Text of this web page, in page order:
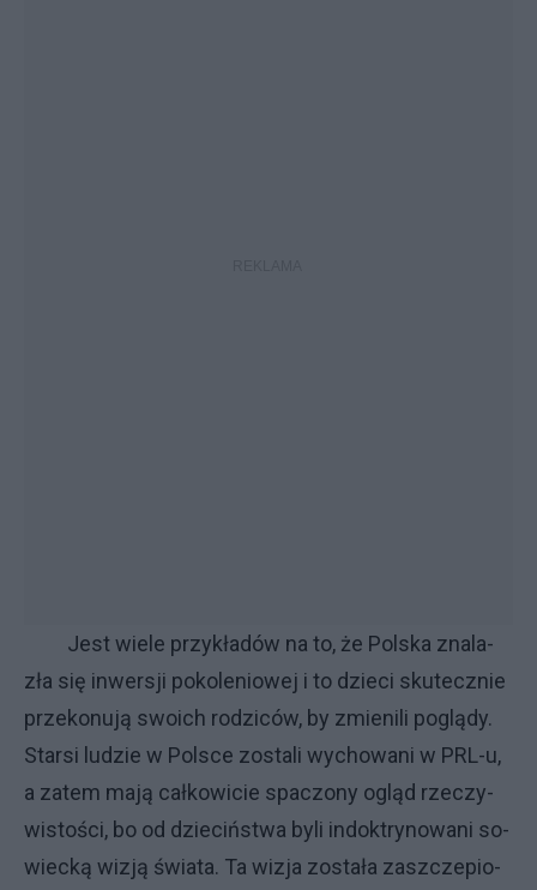
Je­st wie­le przy­kła­dów na to, że Pol­ska zna­la­
zła się in­wer­sji po­ko­le­nio­wej i to dzie­ci sku­tecz­nie
prze­ko­nu­ją swo­ich ro­dzi­ców, by zmie­ni­li po­glą­dy.
Star­si lu­dzie w Pol­sce zo­sta­li wy­cho­wa­ni w PRL-u,
a za­tem ma­ją cał­ko­wi­cie spa­czo­ny ogląd rze­czy­
wi­sto­ści, bo od dzie­ciń­stwa by­li in­dok­try­no­wa­ni so­
wiec­ką wi­zją świa­ta. Ta wi­zja zo­sta­ła za­szcze­pio­